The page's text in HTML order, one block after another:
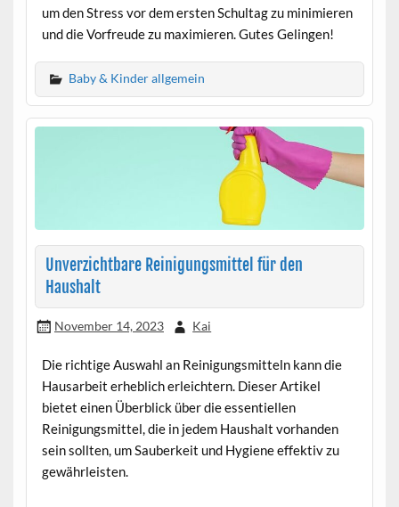
um den Stress vor dem ersten Schultag zu minimieren
und die Vorfreude zu maximieren. Gutes Gelingen!
Baby & Kinder allgemein
Unverzichtbare Reinigungsmittel für den
Haushalt
November 14, 2023 Kai
Die richtige Auswahl an Reinigungsmitteln kann die
Hausarbeit erheblich erleichtern. Dieser Artikel
bietet einen Überblick über die essentiellen
Reinigungsmittel, die in jedem Haushalt vorhanden
sein sollten, um Sauberkeit und Hygiene effektiv zu
gewährleisten.